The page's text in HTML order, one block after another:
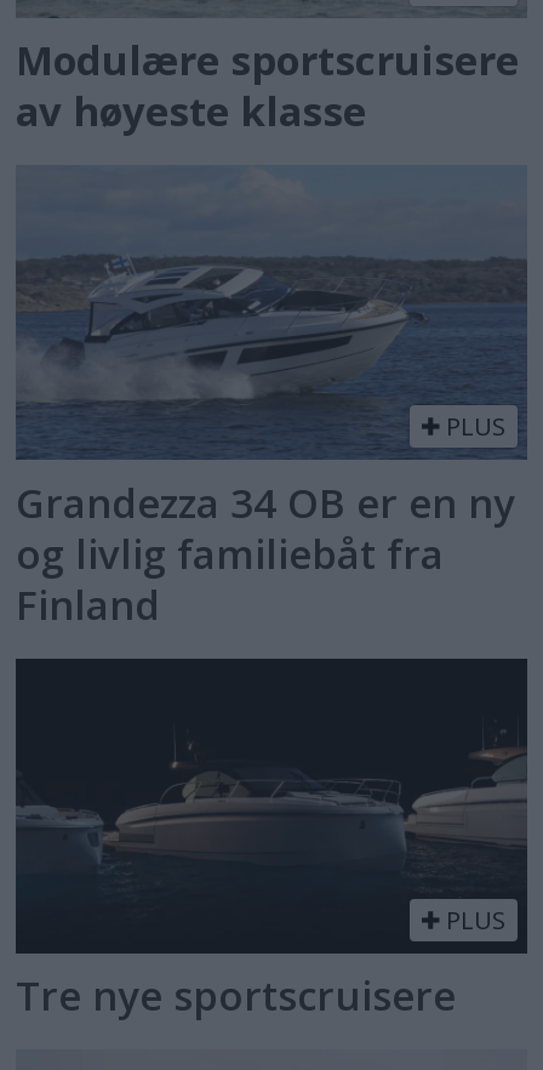
Modulære sportscruisere
av høyeste klasse
PLUS
Grandezza 34 OB er en ny
og livlig familiebåt fra
Finland
PLUS
Tre nye sportscruisere